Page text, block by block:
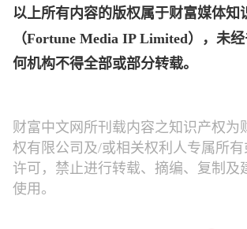
以上所有内容的版权属于财富媒体知
（Fortune Media IP Limited），未
何机构不得全部或部分转载。
财富中文网所刊载内容之知识产权为
权有限公司及/或相关权利人专属所
许可，禁止进行转载、摘编、复制及
使用。